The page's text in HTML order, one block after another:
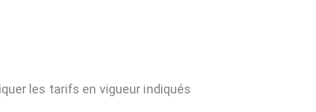
les tarifs en vigueur indiqués